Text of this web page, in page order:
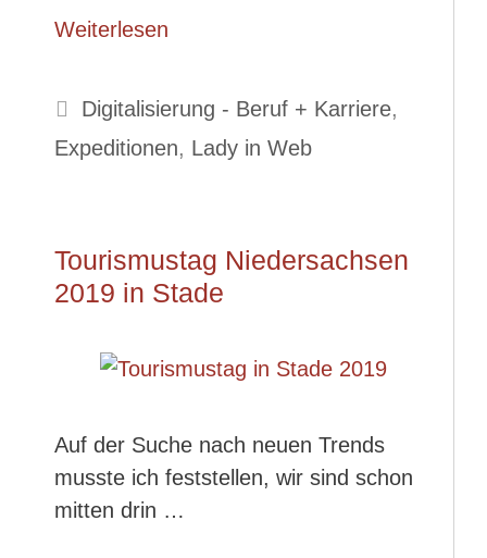
Weiterlesen
Kategorien
Digitalisierung - Beruf + Karriere,
Expeditionen, Lady in Web
Tourismustag Niedersachsen
2019 in Stade
Auf der Suche nach neuen Trends
musste ich feststellen, wir sind schon
mitten drin …